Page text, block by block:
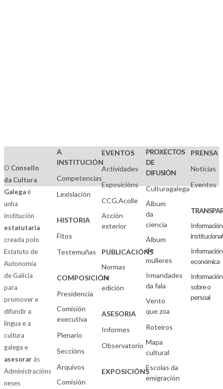
O Consello
da Cultura
Galegaé
unha
institución
estatutaria
creada polo
Estatuto de
Autonomía
de Galicia
para
promover e
difundir a
lingua e a
cultura
galega e
asesorarás
Administracións
neses
A
INSTITUCIÓN
Competencias
Lexislación
HISTORIA
Fitos
Testemuñas
COMPOSICIÓN
Presidencia
Comisión
executiva
Plenario
Seccións
Arquivos
Comisión
EVENTOS
Actividades
Exposicións
CCG.Acolle
Acción
exterior
PUBLICACIÓNS
Normas
de
edición
ASESORIA
Informes
Observatorio
EXPOSICIÓNS
PROXECTOS
DE
DIFUSIÓN
Culturagalega
Álbum
da
ciencia
Álbum
de
mulleres
Irmandades
da fala
Vento
que zoa
Roteiros
Mapa
cultural
Escolas da
emigración
PRENSA
Noticias
Eventos
Información
institucional
Información
económica
Información
sobre o
persoal